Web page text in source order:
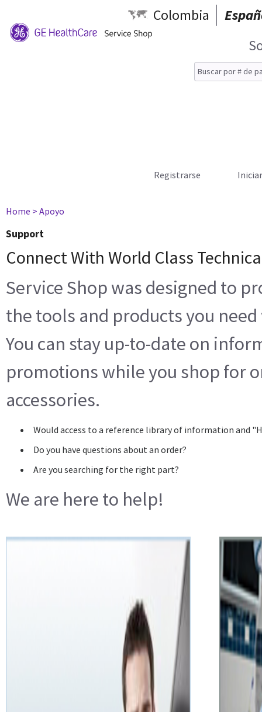
Colombia
Registrarse
Home > Apoyo
Support
Connect With World Class
Service Shop was designed to
the tools and products you
You can stay up-to-date on
promotions while you shop for
accessories.
Would access to a reference library of information and
Do you have questions about an order?
Are you searching for the right part?
We are here to help!